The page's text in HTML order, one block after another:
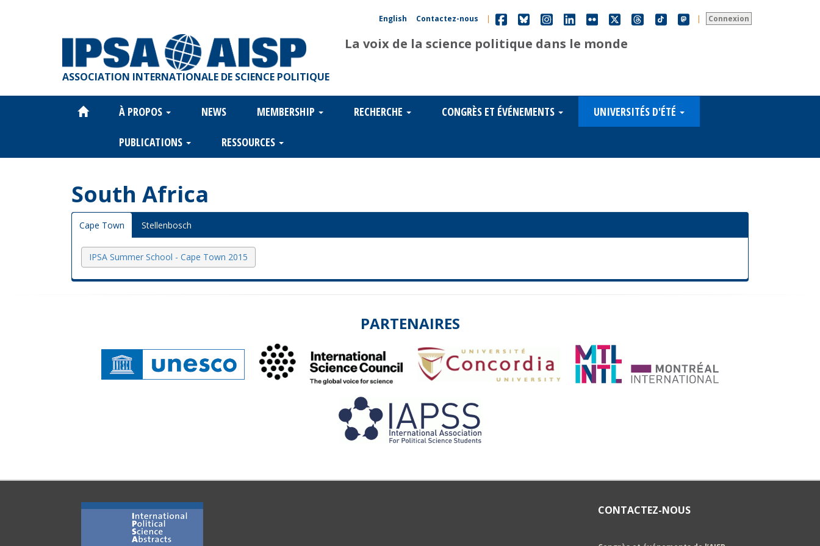
Connexion
Contactez-nous | |
English
ASSOCIATION INTERNATIONALE DE SCIENCE POLITIQUE
La voix de la science politique dans le monde
Main
navigation
À PROPOS NEWS MEMBERSHIP RECHERCHE CONGRÈS ET ÉVÉNEMENTS UNIVERSITÉS D'ÉTÉ
PUBLICATIONS RESSOURCES
South Africa
Cape Town Stellenbosch
IPSA Summer School - Cape Town 2015
PARTENAIRES
CONTACTEZ-NOUS